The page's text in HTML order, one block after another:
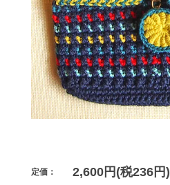
定価： 2,600円(税236円)